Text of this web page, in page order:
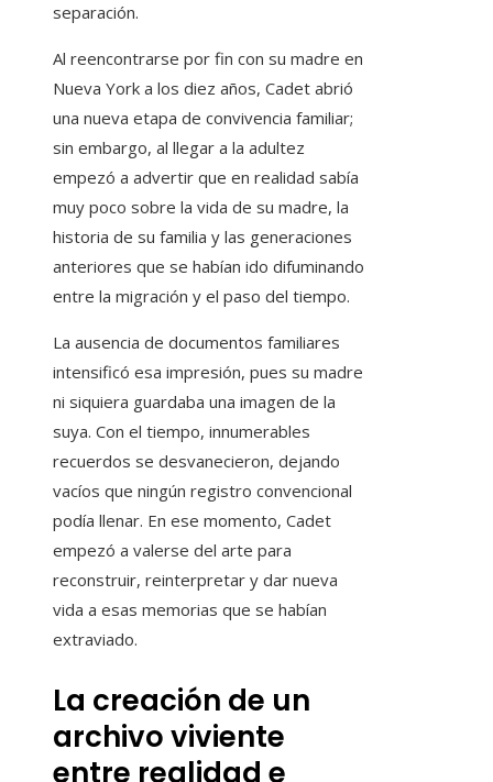
separación.
Al reencontrarse por fin con su madre en
Nueva York a los diez años, Cadet abrió
una nueva etapa de convivencia familiar;
sin embargo, al llegar a la adultez
empezó a advertir que en realidad sabía
muy poco sobre la vida de su madre, la
historia de su familia y las generaciones
anteriores que se habían ido difuminando
entre la migración y el paso del tiempo.
La ausencia de documentos familiares
intensificó esa impresión, pues su madre
ni siquiera guardaba una imagen de la
suya. Con el tiempo, innumerables
recuerdos se desvanecieron, dejando
vacíos que ningún registro convencional
podía llenar. En ese momento, Cadet
empezó a valerse del arte para
reconstruir, reinterpretar y dar nueva
vida a esas memorias que se habían
extraviado.
La creación de un
archivo viviente
entre realidad e